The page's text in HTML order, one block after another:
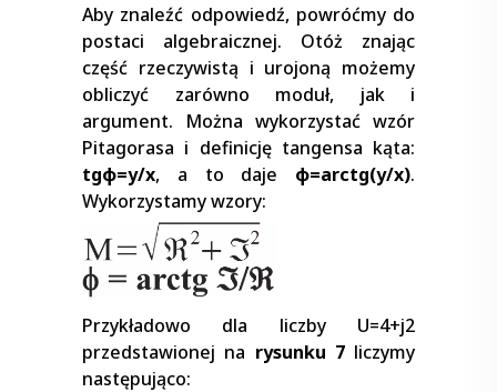
Aby znaleźć odpowiedź, powróćmy do
postaci algebraicznej. Otóż znając
część rzeczywistą i urojoną możemy
obliczyć zarówno moduł, jak i
argument. Można wykorzystać wzór
Pitagorasa i definicję tangensa kąta:
tgφ=y/x, a to daje φ=arctg(y/x).
Wykorzystamy wzory:
Przykładowo dla liczby U=4+j2
przedstawionej na rysunku 7 liczymy
następująco: